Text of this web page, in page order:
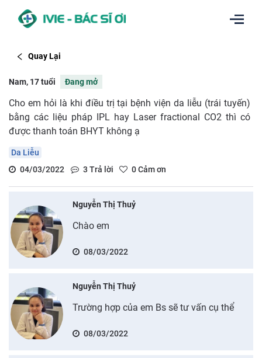
Quay Lại
Nam, 17 tuổi Đang mở
Cho em hỏi là khi điều trị tại bệnh viện da liễu (trái tuyến)
bằng các liệu pháp IPL hay Laser fractional CO2 thì có
được thanh toán BHYT không ạ
Da Liễu
04/03/2022
3 Trả lời 0Cảm ơn
Nguyễn Thị Thuỷ
Chào em
08/03/2022
Nguyễn Thị Thuỷ
Trường hợp của em Bs sẽ tư vấn cụ thể
08/03/2022